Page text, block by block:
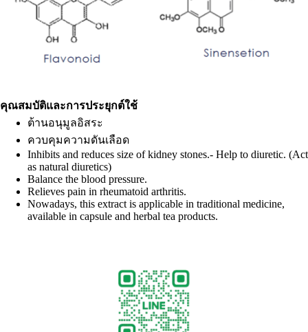
คุณสมบัติและการประยุกต์ใช้
ต้านอนุมูลอิสระ
ควบคุมความดันเลือด
Inhibits and reduces size of kidney stones.- Help to diuretic. (Act
as natural diuretics)
Balance the blood pressure.
Relieves pain in rheumatoid arthritis.
Nowadays, this extract is applicable in traditional medicine,
available in capsule and herbal tea products.